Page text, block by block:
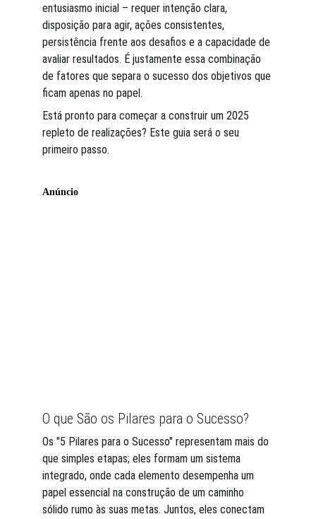
entusiasmo inicial – requer intenção clara,
disposição para agir, ações consistentes,
persistência frente aos desafios e a capacidade de
avaliar resultados. É justamente essa combinação
de fatores que separa o sucesso dos objetivos que
ficam apenas no papel.
Está pronto para começar a construir um 2025
repleto de realizações? Este guia será o seu
primeiro passo.
O que São os Pilares para o Sucesso?
Os "5 Pilares para o Sucesso" representam mais do
que simples etapas; eles formam um sistema
integrado, onde cada elemento desempenha um
papel essencial na construção de um caminho
sólido rumo às suas metas. Juntos, eles conectam